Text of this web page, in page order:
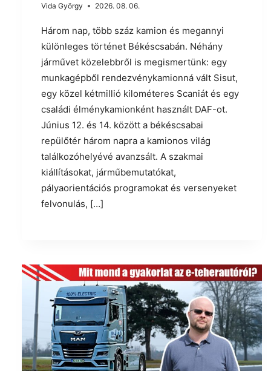
Vida György 2026. 08. 06.
Három nap, több száz kamion és megannyi
különleges történet Békéscsabán. Néhány
járművet közelebbről is megismertünk: egy
munkagépből rendezvénykamionná vált Sisut,
egy közel kétmillió kilométeres Scaniát és egy
családi élménykamionként használt DAF-ot.
Június 12. és 14. között a békéscsabai
repülőtér három napra a kamionos világ
találkozóhelyévé avanzsált. A szakmai
kiállításokat, járműbemutatókat,
pályaorientációs programokat és versenyeket
felvonulás, […]